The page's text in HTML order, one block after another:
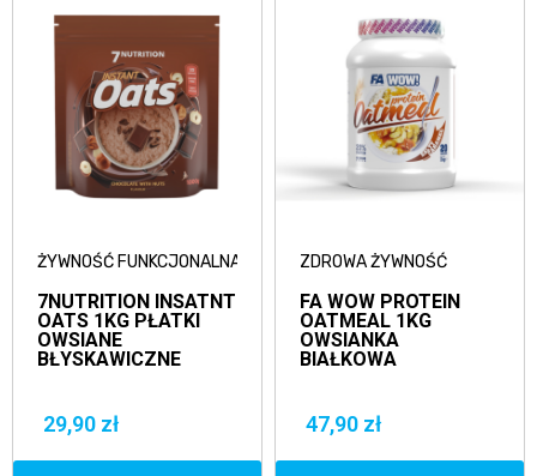
ŻYWNOŚĆ FUNKCJONALNA
7NUTRITION INSATNT
OATS 1KG PŁATKI
OWSIANE
BŁYSKAWICZNE
29,90 zł
ZDROWA ŻYWNOŚĆ
FA WOW PROTEIN
OATMEAL 1KG
OWSIANKA
BIAŁKOWA
47,90 zł